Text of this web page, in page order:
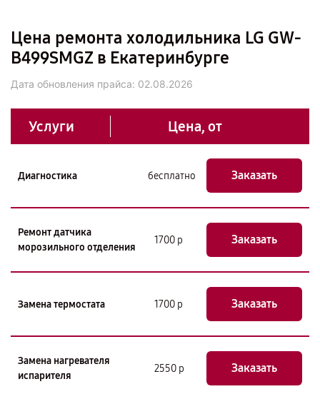
Цена ремонта холодильника LG GW-
B499SMGZ в Екатеринбурге
Дата обновления прайса: 02.08.2026
Услуги Цена, от
Диагностика бесплатно Заказать
Ремонт датчика
морозильного отделения
1700 р Заказать
Замена термостата 1700 р Заказать
Замена нагревателя
испарителя
2550 р Заказать